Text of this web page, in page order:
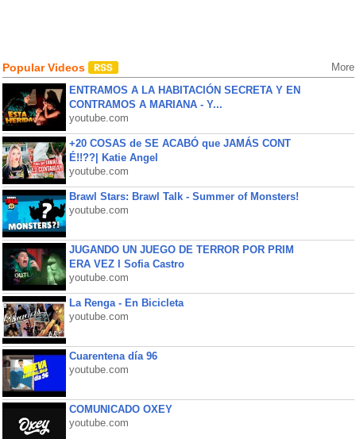
Popular Videos More
ENTRAMOS A LA HABITACIÓN SECRETA Y EN
CONTRAMOS A MARIANA - Y...
youtube.com
+20 COSAS de SE ACABÓ que JAMÁS CONT
É!!??| Katie Angel
youtube.com
Brawl Stars: Brawl Talk - Summer of Monsters!
youtube.com
JUGANDO UN JUEGO DE TERROR POR PRIM
ERA VEZ l Sofia Castro
youtube.com
La Renga - En Bicicleta
youtube.com
Cuarentena día 96
youtube.com
COMUNICADO OXEY
youtube.com